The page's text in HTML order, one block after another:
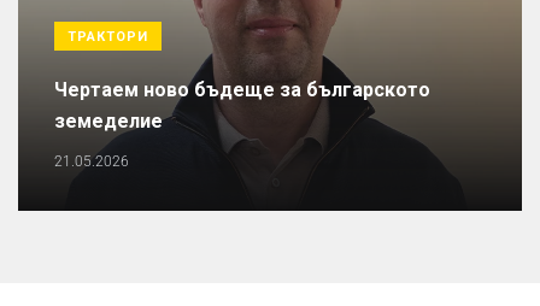
ТРАКТОРИ
Чертаем ново бъдеще за българското
земеделие
21.05.2026